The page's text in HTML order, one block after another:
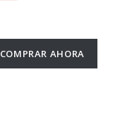
COMPRAR AHORA